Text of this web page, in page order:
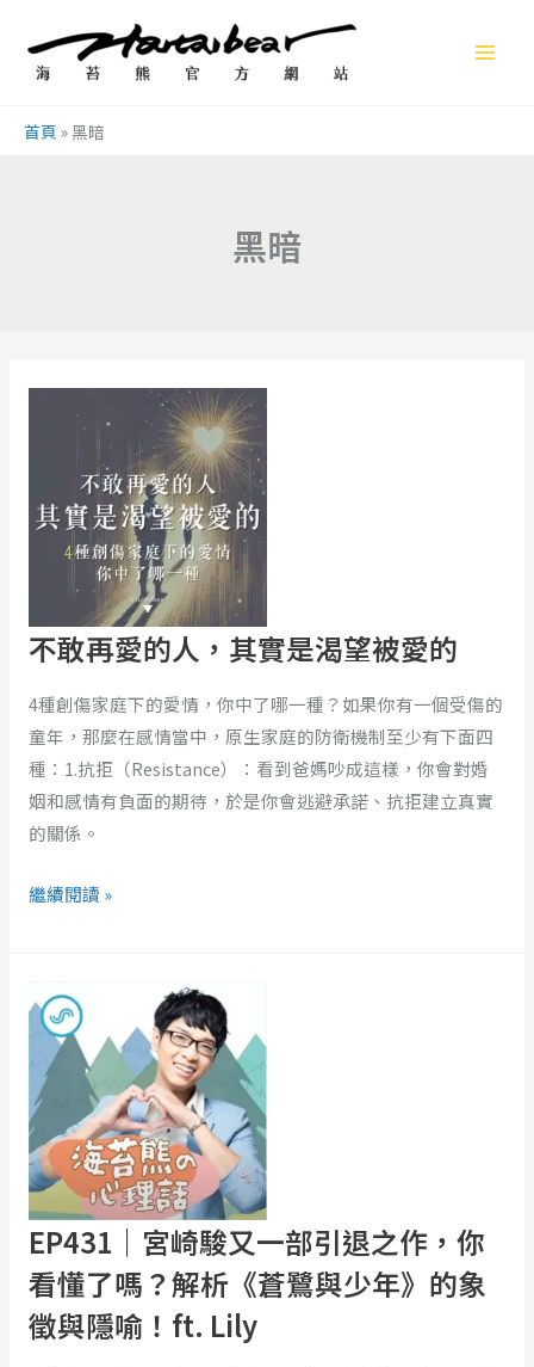
首頁 »黑暗
黑暗
不敢再愛的人，其實是渴望被愛的
4種創傷家庭下的愛情，你中了哪一種？如果你有一個受傷的
童年，那麼在感情當中，原生家庭的防衛機制至少有下面四
種：1.抗拒（Resistance）：看到爸媽吵成這樣，你會對婚
姻和感情有負面的期待，於是你會逃避承諾、抗拒建立真實
的關係。
的
人，
是
渴
望
被
愛
的
繼續閱讀 »
EP431｜宮崎駿又一部引退之作，你
看懂了嗎？解析《蒼鷺與少年》的象
徵與隱喻！ft. Lily
｜
宮
駿
又
一
部
引
退
之
作，